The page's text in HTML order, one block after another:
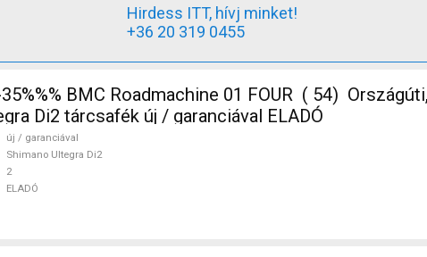
Hirdess ITT, hívj minket!
+36 20 319 0455
BMC Roadmachine 01 FOUR ( 54)
Di2 tárcsafék új / garanciával ELADÓ
új / garanciával
Shimano Ultegra Di2
2
ELADÓ